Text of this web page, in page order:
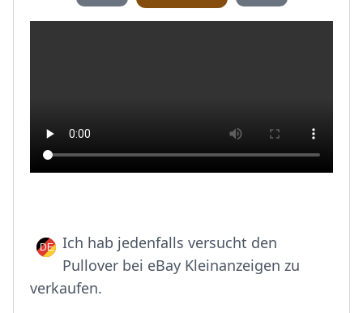
Ich hab jedenfalls versucht den
Pullover bei eBay Kleinanzeigen zu
verkaufen.